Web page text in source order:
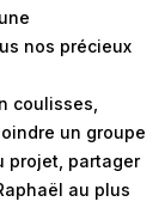
nos précieux
coulisses,
un groupe
projet, partager
au plus